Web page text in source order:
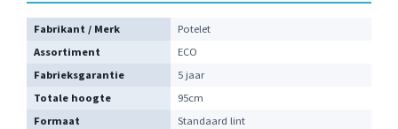
Fabrikant / Merk
Potelet
Assortiment
ECO
Fabrieksgarantie
5 jaar
Totale hoogte
95cm
Formaat
Standaard lint